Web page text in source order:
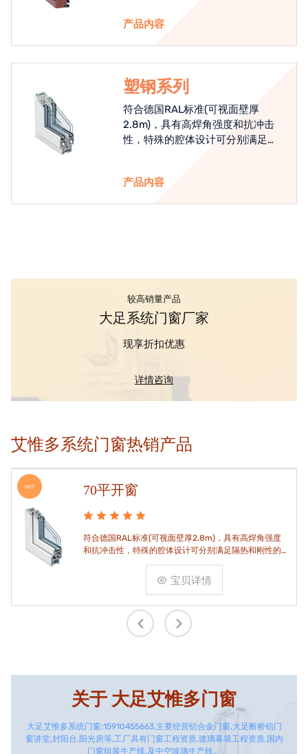
产品内容
塑钢系列
符合德国RAL标准(可视面壁厚
2.8m)，具有高焊角强度和抗冲击
性，特殊的腔体设计可分别满足隔
产品内容
较高销量产品
大足系统门窗厂家
现享折扣优惠
详情咨询
艾惟多系统门窗热销产品
HOT 70平开窗
符合德国RAL标准(可视面壁厚2.8m)，具有高焊角强度
和抗冲击性，特殊的腔体设计可分别满足隔热和刚性的
宝贝详情
关于 大足艾惟多门窗
大足艾惟多系统门窗:15910455663,主要经营铝合金门窗,大足断桥铝门
窗讲堂,封阳台,阳光房等,工厂具有门窗工程资质,玻璃幕墙工程资质,国内
门窗组装生产线,及中空玻璃生产线。